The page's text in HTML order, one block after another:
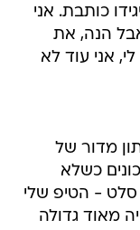
כותבת. אני
הנה, את
אני עוד לא
מדור של
כשלא
סלט - הטיפ שלי
מאוד גדולה